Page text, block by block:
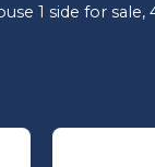
1 side for